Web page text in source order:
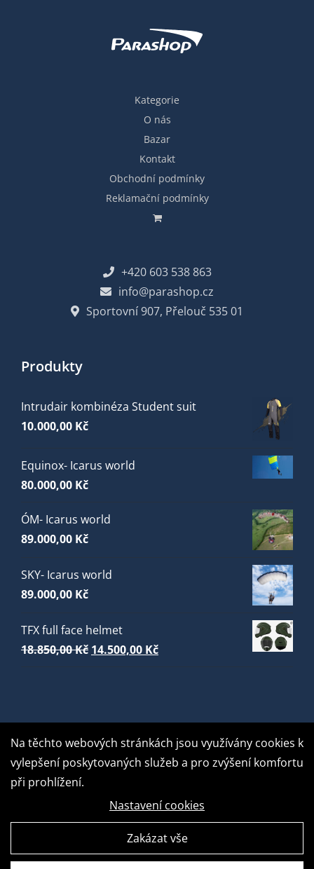
Kategorie
O nás
Bazar
Kontakt
Obchodní podmínky
Reklamační podmínky
+420 603 538 863
info@parashop.cz
Sportovní 907, Přelouč 535 01
Produkty
Intrudair kombinéza Student suit
10.000,00 Kč
Equinox- Icarus world
80.000,00 Kč
ÓM- Icarus world
89.000,00 Kč
SKY- Icarus world
89.000,00 Kč
TFX full face helmet
18.850,00Kč Původní
14.500,00 KčAktuální
GDPR Ready
Na těchto webových stránkách jsou využívány cookies k
vylepšení poskytovaných služeb a pro zvýšení komfortu
při prohlížení.
Nastavení cookies
Zakázat vše